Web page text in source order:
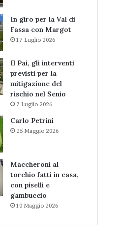
In giro per la Val di
Fassa con Margot
17 Luglio 2026
Il Pai, gli interventi
previsti per la
mitigazione del
rischio nel Senio
7 Luglio 2026
Carlo Petrini
25 Maggio 2026
Maccheroni al
torchio fatti in casa,
con piselli e
gambuccio
10 Maggio 2026